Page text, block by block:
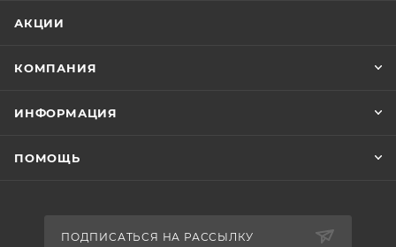
АКЦИИ
КОМПАНИЯ
ИНФОРМАЦИЯ
ПОМОЩЬ
ПОДПИСАТЬСЯ НА РАССЫЛКУ